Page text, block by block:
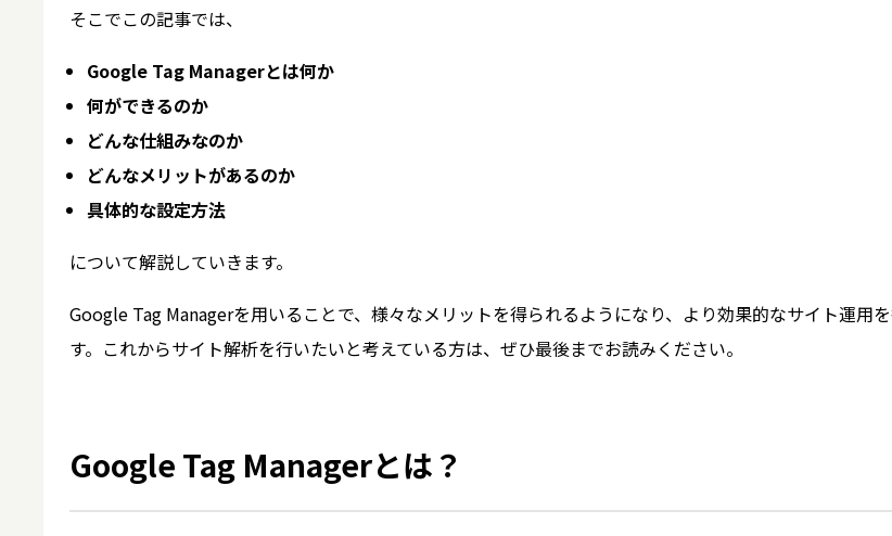
そこでこの記事では、
Google Tag Managerとは何か
何ができるのか
どんな仕組みなのか
どんなメリットがあるのか
具体的な設定方法
について解説していきます。
Google Tag Managerを用いることで、様々なメリットを得られるようになり、より効果的なサイト運用
す。これからサイト解析を行いたいと考えている方は、ぜひ最後までお読みください。
Google Tag Managerとは？